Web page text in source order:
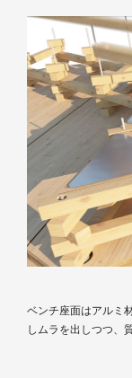
ベンチ座面はアルミ
しムラを出しつつ、